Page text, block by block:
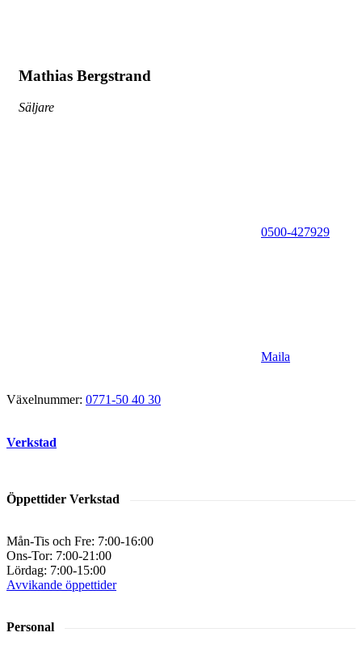
Mathias Bergstrand
Säljare
0500-427929
Maila
Växelnummer: 0771-50 40 30
Verkstad
Öppettider Verkstad
Mån-Tis och Fre: 7:00-16:00
Ons-Tor: 7:00-21:00
Lördag: 7:00-15:00
Avvikande öppettider
Personal